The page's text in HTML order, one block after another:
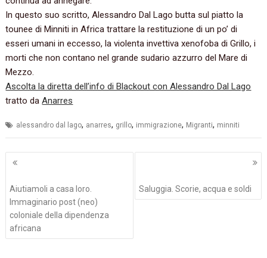
In questo suo scritto, Alessandro Dal Lago butta sul piatto la
tounee di Minniti in Africa trattare la restituzione di un po’ di
esseri umani in eccesso, la violenta invettiva xenofoba di Grillo, i
morti che non contano nel grande sudario azzurro del Mare di
Mezzo.
Ascolta la diretta dell’info di Blackout con Alessandro Dal Lago
tratto daAnarres
alessandro dal lago, anarres, grillo, immigrazione, Migranti, minniti
Navigazione
Aiutiamoli a casa loro.
Immaginario post (neo)
coloniale della dipendenza
africana
Saluggia. Scorie, acqua e soldi